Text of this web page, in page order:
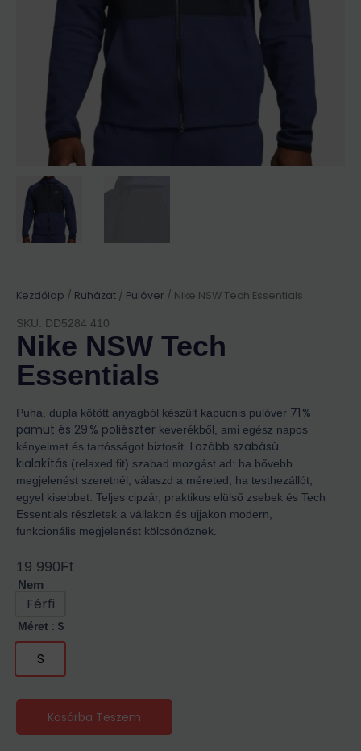
Kezdőlap / Ruházat / Pulóver / Nike NSW Tech Essentials
SKU: DD5284 410
Nike NSW Tech
Essentials
Puha, dupla kötött anyagból készült kapucnis pulóver 71 %
pamut és 29 % poliészter keverékből, ami egész napos
kényelmet és tartósságot biztosít. Lazább szabású
kialakítás (relaxed fit) szabad mozgást ad: ha bővebb
megjelenést szeretnél, válaszd a méreted; ha testhezállót,
egyel kisebbet. Teljes cipzár, praktikus elülső zsebek és Tech
Essentials részletek a vállakon és ujjakon modern,
funkcionális megjelenést kölcsönöznek.
19 990Ft
Nem
Férfi
Méret : S
S
Kosárba Teszem